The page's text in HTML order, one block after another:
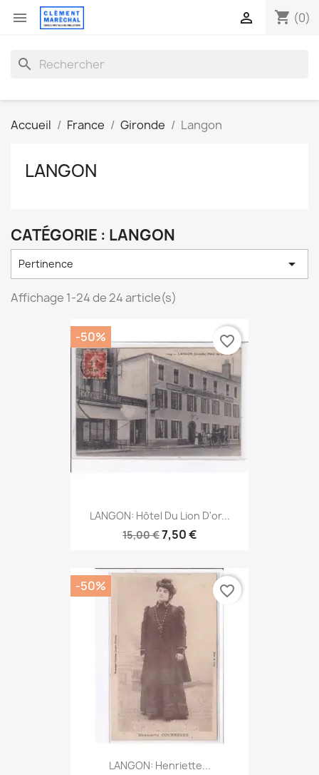
 shopping_cart (0)

search
Accueil France Gironde Langon
LANGON
CATÉGORIE : LANGON
Pertinence 
Affichage 1-24 de 24 article(s)
LANGON: Hôtel Du Lion D'or...
15,00 €7,50 €
-50% favorite_border
LANGON: Henriette...
-50% favorite_border